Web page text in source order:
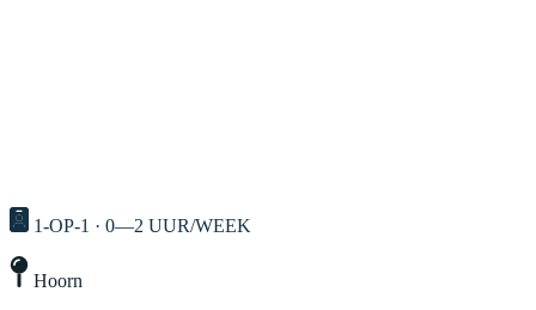
1-OP-1 · 0—2 UUR/WEEK
Hoorn